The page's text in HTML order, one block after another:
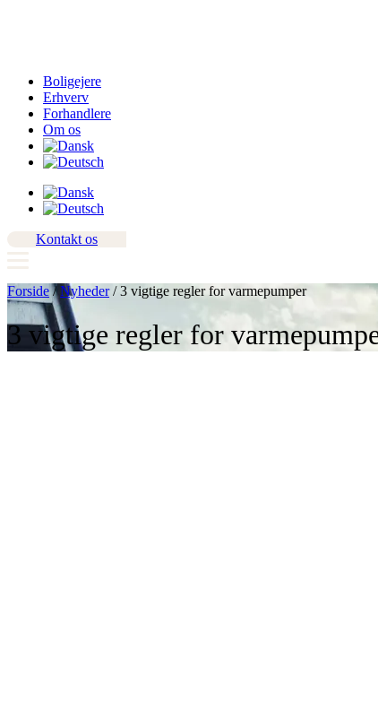
Boligejere
Erhverv
Forhandlere
Om os
Kontakt os
Forside/Nyheder/3 vigtige regler for varmepumper
3 vigtige regler for